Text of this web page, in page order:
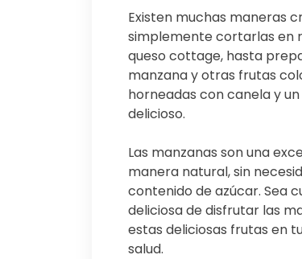
Existen muchas maneras
simplemente cortarlas en
queso cottage, hasta
manzana y otras frutas
horneadas con canela y
delicioso.
Las manzanas son una
manera natural, sin
contenido de azúcar. Sea
deliciosa de disfrutar las
estas deliciosas frutas en
salud.